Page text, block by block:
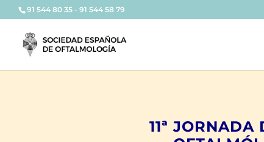
91 544 80 35 - 91 544 58 79
11ª